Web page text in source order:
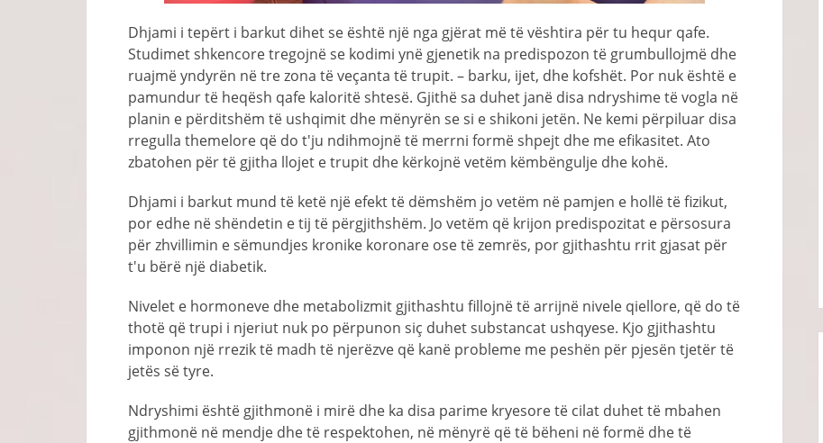
Dhjami i tepërt i barkut dihet se është një nga gjërat më të vështira për tu hequr qafe.
Studimet shkencore tregojnë se kodimi ynë gjenetik na predispozon të grumbullojmë dhe
ruajmë yndyrën në tre zona të veçanta të trupit. – barku, ijet, dhe kofshët. Por nuk është e
pamundur të heqësh qafe kaloritë shtesë. Gjithë sa duhet janë disa ndryshime të vogla në
planin e përditshëm të ushqimit dhe mënyrën se si e shikoni jetën. Ne kemi përpiluar disa
rregulla themelore që do t'ju ndihmojnë të merrni formë shpejt dhe me efikasitet. Ato
zbatohen për të gjitha llojet e trupit dhe kërkojnë vetëm këmbëngulje dhe kohë.
Dhjami i barkut mund të ketë një efekt të dëmshëm jo vetëm në pamjen e hollë të fizikut,
por edhe në shëndetin e tij të përgjithshëm. Jo vetëm që krijon predispozitat e përsosura
për zhvillimin e sëmundjes kronike koronare ose të zemrës, por gjithashtu rrit gjasat për
t'u bërë një diabetik.
Nivelet e hormoneve dhe metabolizmit gjithashtu fillojnë të arrijnë nivele qiellore, që do të
thotë që trupi i njeriut nuk po përpunon siç duhet substancat ushqyese. Kjo gjithashtu
imponon një rrezik të madh të njerëzve që kanë probleme me peshën për pjesën tjetër të
jetës së tyre.
Ndryshimi është gjithmonë i mirë dhe ka disa parime kryesore të cilat duhet të mbahen
gjithmonë në mendje dhe të respektohen, në mënyrë që të bëheni në formë dhe të